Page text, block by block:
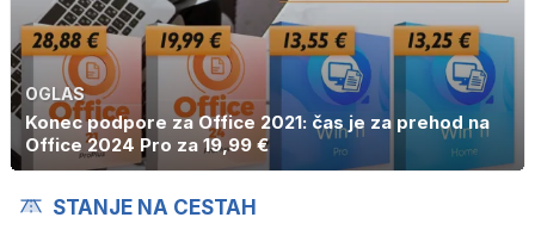
OGLAS
Konec podpore za Office 2021: čas je za prehod na
Office 2024 Pro za 19,99 €
STANJE NA CESTAH